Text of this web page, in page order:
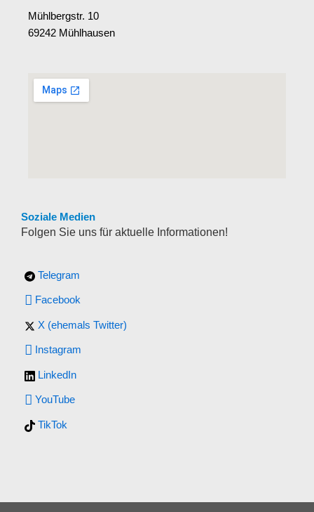
Mühlbergstr. 10
69242 Mühlhausen
Soziale Medien
Folgen Sie uns für aktuelle Informationen!
Telegram
Facebook
X (ehemals Twitter)
Instagram
LinkedIn
YouTube
TikTok